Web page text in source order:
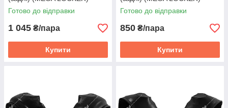
Готово до відправки
1 045 ₴/пара
Купити
Готово до відправки
850 ₴/пара
Купити